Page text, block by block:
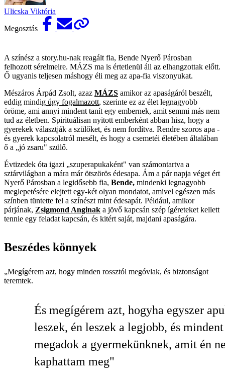
Ulicska Viktória
Megosztás
A színész a story.hu-nak reagált fia, Bende Nyerő Párosban
felhozott sérelmeire. MÁZS ma is értetlenül áll az elhangzottak előtt.
Ő ugyanis teljesen máshogy éli meg az apa-fia viszonyukat.
Mészáros Árpád Zsolt, azaz MÁZS amikor az apaságáról beszélt,
eddig mindig úgy fogalmazott, szerinte ez az élet legnagyobb
öröme, ami annyi mindent tanít egy embernek, amit semmi más nem
tud az életben. Spirituálisan nyitott emberként abban hisz, hogy a
gyerekek választják a szülőket, és nem fordítva. Rendre szoros apa -
és gyerek kapcsolatról mesélt, és hogy a csemetéi életében általában
ő a „jó zsaru" szülő.
Évtizedek óta igazi „szuperapukaként" van számontartva a
sztárvilágban a mára már ötszörös édesapa. Ám a pár napja véget ért
Nyerő Párosban a legidősebb fia, Bende, mindenki legnagyobb
meglepetésére elejtett egy-két olyan mondatot, amivel egészen más
színben tüntette fel a színészt mint édesapát. Például, amikor
párjának, Zsigmond Anginak a jövő kapcsán szép ígéreteket kellett
tennie egy feladat kapcsán, és kitért saját, majdani apaságára.
Beszédes könnyek
„Megígérem azt, hogy minden rossztól megóvlak, és biztonságot
teremtek.
És megígérem azt, hogyha egyszer
leszek, én leszek a legjobb, és mindent
megadok a gyermekünknek, amit én
kaphattam meg"